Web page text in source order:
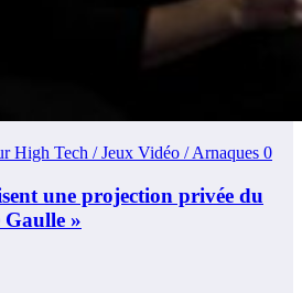
High Tech / Jeux Vidéo / Arnaques 0
une projection privée du
»